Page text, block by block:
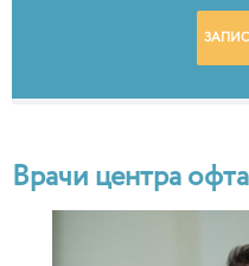
Врачи центра